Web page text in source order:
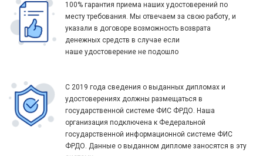
100% гарантия приема наших удостоверений по
месту требования. Мы отвечаем за свою работу, и
указали в договоре возможность возврата
денежных средств в случае если
наше удостоверение не подошло
С 2019 года сведения о выданных дипломах и
удостоверениях должны размещаться в
государственной системе ФИС ФРДО. Наша
организация подключена к Федеральной
государственной информационной системе ФИС
ФРДО. Данные о выданном дипломе заносятся в эту